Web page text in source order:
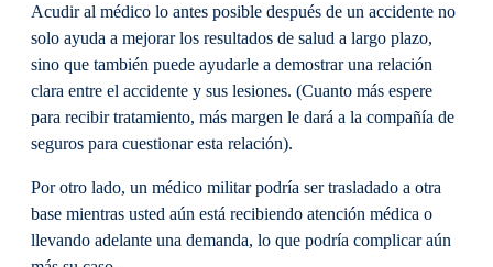
Acudir al médico lo antes posible después de un accidente no
solo ayuda a mejorar los resultados de salud a largo plazo,
sino que también puede ayudarle a demostrar una relación
clara entre el accidente y sus lesiones. (Cuanto más espere
para recibir tratamiento, más margen le dará a la compañía de
seguros para cuestionar esta relación).
Por otro lado, un médico militar podría ser trasladado a otra
base mientras usted aún está recibiendo atención médica o
llevando adelante una demanda, lo que podría complicar aún